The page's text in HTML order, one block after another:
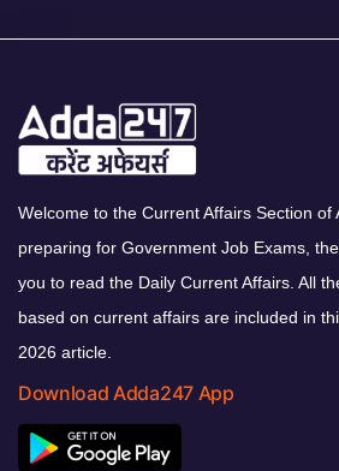
Welcome to the Current Affairs Section of
preparing for Government Job Exams,
you to read the Daily Current Affairs. All
based on current affairs are included in
2026 article.
Download Adda247 App